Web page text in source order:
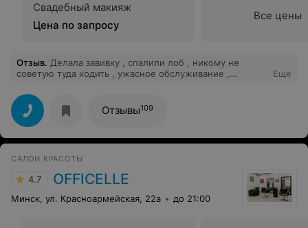
Свадебный макияж
Цена по запросу
Все цены
Отзыв. Делала завивку , спалили лоб , никому не
советую туда ходить , ужасное обслуживание ,
Еще
Отзывы109
САЛОН КРАСОТЫ
4.7 OFFICELLE
Минск, ул. Красноармейская, 22а до 21:00